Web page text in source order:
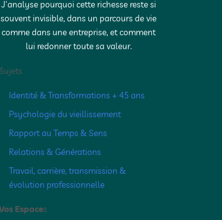
J'analyse pourquoi cette richesse reste si
souvent invisible, dans un parcours de vie
comme dans une entreprise, et comment
lui redonner toute sa valeur.
Identité & Transformations + 45 ans
Psychologie du vieillissement
Rapport au Temps & Sens
Relations & Générations
Travail, carrière, transmission &
évolution professionnelle
Espaces